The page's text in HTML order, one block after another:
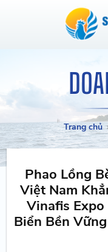
Trang chủ
Phao Lồng
Việt Nam
Vinafis
Biển Bền